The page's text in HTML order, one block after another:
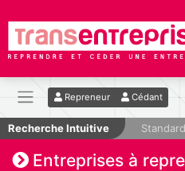
Repreneur Cédant
Recherche Intuitive Standard
Entreprises à